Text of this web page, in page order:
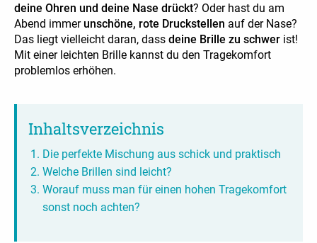
deine Ohren und deine Nase drückt? Oder hast du am
Abend immer unschöne, rote Druckstellen auf der Nase?
Das liegt vielleicht daran, dass deine Brille zu schwer ist!
Mit einer leichten Brille kannst du den Tragekomfort
problemlos erhöhen.
Inhaltsverzeichnis
Die perfekte Mischung aus schick und praktisch
Welche Brillen sind leicht?
Worauf muss man für einen hohen Tragekomfort
sonst noch achten?